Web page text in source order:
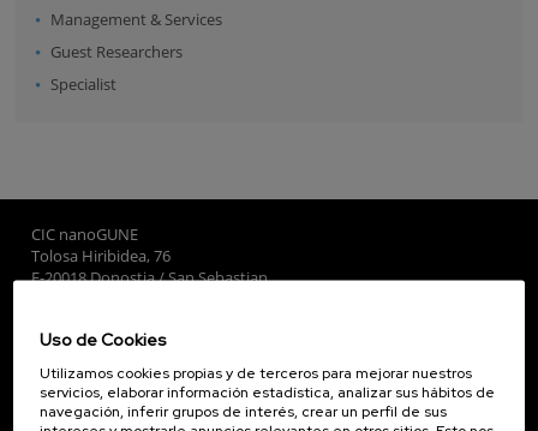
Management & Services
Guest Researchers
Specialist
CIC nanoGUNE
Tolosa Hiribidea, 76
E-20018 Donostia / San Sebastian
Subscribe to our Newsletter
nanoGUNE
Uso de Cookies
Utilizamos cookies propias y de terceros para mejorar nuestros
servicios, elaborar información estadística, analizar sus hábitos de
navegación, inferir grupos de interés, crear un perfil de sus